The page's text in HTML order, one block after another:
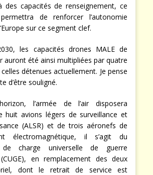
des capacités de renseignement, ce
de renforcer l’autonomie
sur ce segment clef.
les capacités drones MALE de
auront été ainsi multipliées par quatre
détenues actuellement. Je pense
d’être souligné.
l’armée de l’air disposera
huit avions légers de surveillance et
(ALSR) et de trois aéronefs de
électromagnétique, il s’agit du
de charge universelle de guerre
en remplacement des deux
dont le retrait de service est